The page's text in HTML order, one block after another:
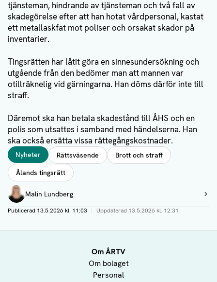
tjänsteman, hindrande av tjänsteman och två fall av
skadegörelse efter att han hotat vårdpersonal, kastat
ett metallaskfat mot poliser och orsakat skador på
inventarier.
Tingsrätten har låtit göra en sinnesundersökning och
utgående från den bedömer man att mannen var
otillräknelig vid gärningarna. Han döms därför inte till
straff.
Däremot ska han betala skadestånd till ÅHS och en
polis som utsattes i samband med händelserna. Han
ska också ersätta vissa rättegångskostnader.
Taggar
Nyheter Rättsväsende
Brott och straff
Ålands tingsrätt
Författare
Malin Lundberg
Visa profil
Publicerad 13.5.2026 kl. 11:03 | Uppdaterad 13.5.2026 kl. 12:31
Om ÅRTV
Om bolaget
Personal